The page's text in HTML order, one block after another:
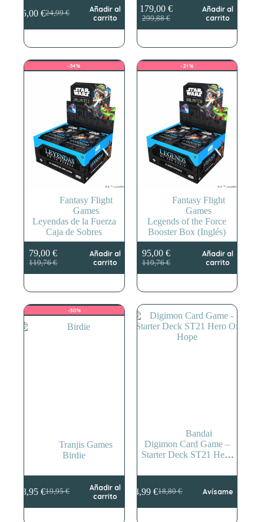
24,99€
El
precio
era:
24,99 €.
15,00 €El
precio
es:
15,00 €.
Añadir al
carrito
299,88€
El
precio
era:
299,88 €.
179,00 €
El
precio
es:
179,00 €.
Añadir al
carrito
-34%
Fantasy Flight
Games
Leyendas de la Fuerza
Caja de Sobres
119,76€
El
precio
era:
119,76 €.
79,00€
El
precio
es:
79,00 €.
Añadir al
carrito
-21%
Fantasy Flight
Games
Legends of the Force
Booster Box (Inglés)
119,76€
El
precio
era:
119,76 €.
95,00 €
El
precio
es:
95,00 €.
Añadir al
carrito
-30%
Tranjis Games
Birdie
19,95€
El
precio
13,95 €El
precio
Añadir al
carrito
Bandai
Digimon Card Game –
Starter Deck ST21 Hero
18,80€
El
precio
14,99€El
precio
Avísame